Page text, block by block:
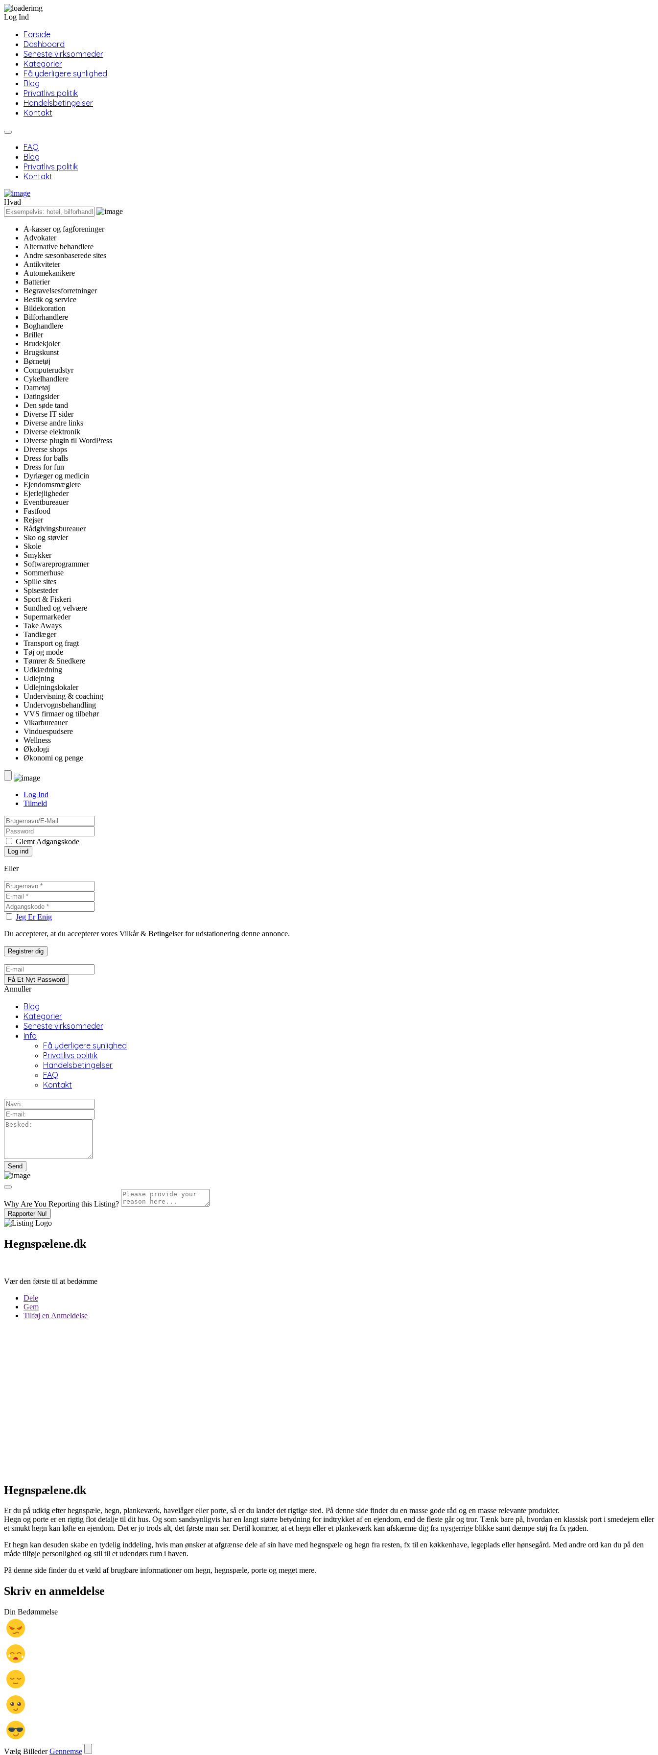
Log Ind
Forside
Dashboard
Seneste virksomheder
Kategorier
Få yderligere synlighed
Blog
Privatlivs politik
Handelsbetingelser
Kontakt
FAQ
Blog
Privatlivs politik
Kontakt
Hvad
A-kasser og fagforeninger
Advokater
Alternative behandlere
Andre sæsonbaserede sites
Antikviteter
Automekanikere
Batterier
Begravelsesforretninger
Bestik og service
Bildekoration
Bilforhandlere
Boghandlere
Briller
Brudekjoler
Brugskunst
Børnetøj
Computerudstyr
Cykelhandlere
Dametøj
Datingsider
Den søde tand
Diverse IT sider
Diverse andre links
Diverse elektronik
Diverse plugin til WordPress
Diverse shops
Dress for balls
Dress for fun
Dyrlæger og medicin
Ejendomsmæglere
Ejerlejligheder
Eventbureauer
Fastfood
Rejser
Rådgivingsbureauer
Sko og støvler
Skole
Smykker
Softwareprogrammer
Sommerhuse
Spille sites
Spisesteder
Sport & Fiskeri
Sundhed og velvære
Supermarkeder
Take Aways
Tandlæger
Transport og fragt
Tøj og mode
Tømrer & Snedkere
Udklædning
Udlejning
Udlejningslokaler
Undervisning & coaching
Undervognsbehandling
VVS firmaer og tilbehør
Vikarbureauer
Vinduespudsere
Wellness
Økologi
Økonomi og penge
Log Ind
Tilmeld
Glemt Adgangskode
Eller
Jeg Er Enig
Du accepterer, at du accepterer vores Vilkår & Betingelser for udstationering denne annonce.
Annuller
Blog
Kategorier
Seneste virksomheder
Info
Få yderligere synlighed
Privatlivs politik
Handelsbetingelser
FAQ
Kontakt
Why Are You Reporting this Listing?
Rapporter Nu!
Hegnspælene.dk
Vær den første til at bedømme
Dele
Gem
Tilføj en Anmeldelse
Hegnspælene.dk
Er du på udkig efter hegnspæle, hegn, plankeværk, havelåger eller porte, så er du landet det rigtige sted. På denne side finder du en masse gode råd og en masse relevante produkter.
Hegn og porte er en rigtig flot detalje til dit hus. Og som sandsynligvis har en langt større betydning for indtrykket af en ejendom, end de fleste går og tror. Tænk bare på, hvordan en klassisk port i smedejern eller
et smukt hegn kan løfte en ejendom. Det er jo trods alt, det første man ser. Dertil kommer, at et hegn eller et plankeværk kan afskærme dig fra nysgerrige blikke samt dæmpe støj fra fx gaden.
Et hegn kan desuden skabe en tydelig inddeling, hvis man ønsker at afgrænse dele af sin have med hegnspæle og hegn fra resten, fx til en køkkenhave, legeplads eller hønsegård. Med andre ord kan du på den
måde tilføje personlighed og stil til et udendørs rum i haven.
På denne side finder du et væld af brugbare informationer om hegn, hegnspæle, porte og meget mere.
Skriv en anmeldelse
Din Bedømmelse
Vælg Billeder Gennemse